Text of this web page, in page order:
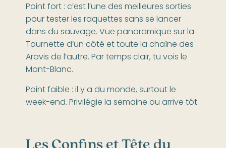
Point fort : c’est l’une des meilleures sorties
pour tester les raquettes sans se lancer
dans du sauvage. Vue panoramique sur la
Tournette d’un côté et toute la chaîne des
Aravis de l’autre. Par temps clair, tu vois le
Mont-Blanc.
Point faible : il y a du monde, surtout le
week-end. Privilégie la semaine ou arrive tôt.
Les Confins et Tête du